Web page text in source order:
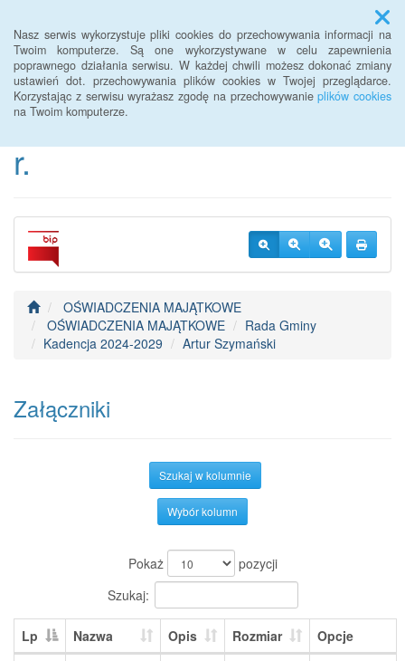
Nasz serwis wykorzystuje pliki cookies do przechowywania informacji na
Twoim komputerze. Są one wykorzystywane w celu zapewnienia
poprawnego działania serwisu. W każdej chwili możesz dokonać zmiany
ustawień dot. przechowywania plików cookies w Twojej przeglądarce.
Korzystając z serwisu wyrażasz zgodę na przechowywanieplików cookies
na Twoim komputerze.
Menu
BIP Urzędu Gminy
Janowice Wielkie od 2022
r.
OŚWIADCZENIA MAJĄTKOWE
OŚWIADCZENIA MAJĄTKOWE
Rada Gminy
Kadencja 2024-2029
Artur Szymański
Załączniki
Szukaj w kolumnie
Wybór kolumn
Pokaż
pozycji
Szukaj:
Lp Nazwa Opis Rozmiar
Opcje